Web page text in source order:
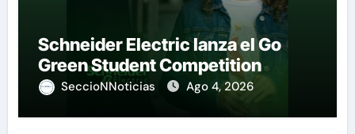
Schneider Electric lanza el Go
Green Student Competition
SeccioNNoticias Ago 4, 2026